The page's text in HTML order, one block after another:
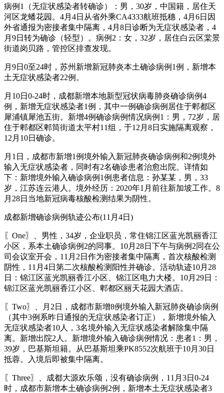
病例1（无症状感染者转确诊）：男，30岁，中国籍，居住天
河区龙蟠花园。4月4日从省外乘CA4333航班抵穗，4月6日因
外省通报为密接者集中隔离，4月8日诊断为无症状感染者，4
月9日转为确诊（轻型）。病例2：女，32岁，居住白云区棠景
街道岗贝路，管控区排查发现。
月9日0至24时，苏州新增新冠肺炎本土确诊病例1例，新增本
土无症状感染者22例。
月10日0-24时，成都新增本地新型冠状病毒肺炎确诊病例4
例，新增无症状感染者1例，其中一例确诊病例居住于郫都区
犀浦镇犀池五街。新增4例确诊病例情况病例1：男，72岁，居
住于郫都区郫筒街道太平村11组，于12月8日实施隔离观察，
12月10日确诊。
月1日，成都市新增1例境外输入新冠肺炎确诊病例和2例境外
输入无症状感染者，同时有2名确诊患者治愈出院。详情如
下：新增境外输入确诊病例1例患者信息：孙某某，男，33
岁，江苏连云港人。境外经历：2020年1月前往新加坡工作。8
月28日当地新冠病毒核酸检测结果为阴性。
成都新增确诊病例轨迹公布(11月4日)
〖One〗、男性，34岁，企业职员，常住锦江区蓝光凯丽香江
小区，系本土确诊病例2的同事。10月28日下午与病例2同在公
司会议室开会，11月2日作为密接者集中隔离，首次核酸检测
阴性，11月4日第二次核酸检测阳性并确诊。活动轨迹10月28
日：锦江区蓝光凯丽香江小区、锦江区电力大楼。10月29日：
锦江区蓝光凯丽香江小区、郫都区丽天花园大酒店。
〖Two〗、月2日，成都市新增8例境外输入新冠肺炎确诊病例
（其中3例系昨日通报的无症状感染者订正），新增境外输入
无症状感染者10人，3名境外输入无症状感染者解除集中隔
离。新增出院2人。新增境外输入确诊病例情况：患者1：男，
39岁，巴基斯坦籍。从巴基斯坦乘PK8552次航班于10月30日
抵蓉。入境后即被集中隔离。
〖Three〗、成都大源欢乐颂，没有确诊病例，11月3日0-24
时，成都市新增本土确诊病例2例，新增本土无症状感染者3